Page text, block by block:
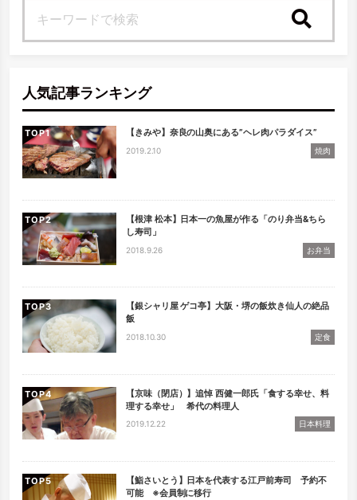
人気記事ランキング
TOP 【きみや】奈良の山奥にある”ヘレ肉パラダイス”
2019.2.10 焼肉
TOP
【根津 松本】日本一の魚屋が作る「のり弁当&ちら
し寿司」
2018.9.26 お弁当
TOP
【銀シャリ屋 ゲコ亭】大阪・堺の飯炊き仙人の絶品
飯
2018.10.30 定食
TOP
【京味（閉店）】追悼 西健一郎氏「食する幸せ、料
理する幸せ」 希代の料理人
2019.12.22 日本料理
TOP
【鮨さいとう】日本を代表する江戸前寿司 予約不
可能 ※会員制に移行